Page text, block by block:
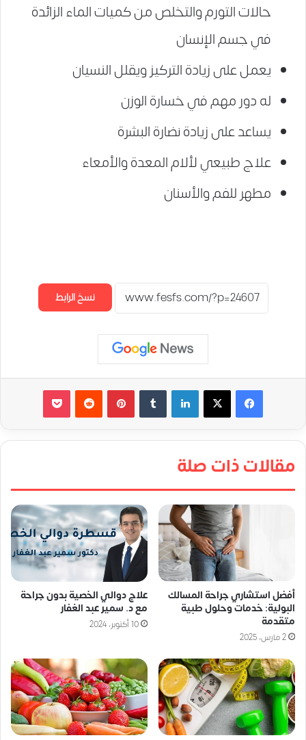
حالات التورم والتخلص من كميات الماء الزائدة
في جسم الإنسان
يعمل على زيادة التركيز ويقلل النسيان
له دور مهم في خسارة الوزن
يساعد على زيادة نضارة البشرة
علاج طبيعي لألام المعدة والأمعاء
مطهر للفم والأسنان
نسخ الرابط
لينكدإن بينتيريست
مقالات ذات صلة
أفضل استشاري جراحة المسالك
البولية: خدمات وحلول طبية
متقدمة
2 مارس، 2025
علاج دوالي الخصية بدون جراحة
مع د. سمير عبد الغفار
10 أكتوبر، 2024